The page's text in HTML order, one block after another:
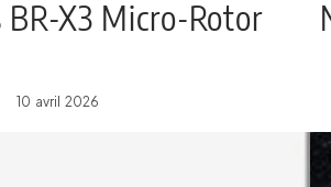
BR-X3 Micro-Rotor
10 avril 2026